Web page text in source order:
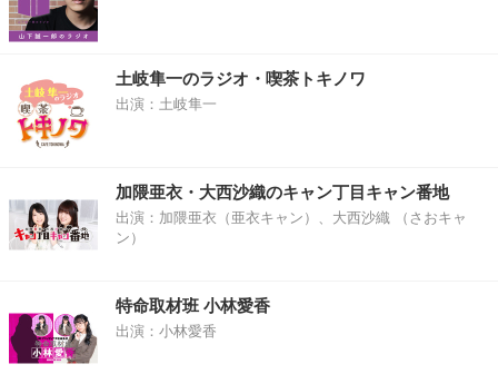
土岐隼一のラジオ・喫茶トキノワ
出演：土岐隼一
加隈亜衣・大西沙織のキャン丁目キャン番地
出演：加隈亜衣（亜衣キャン）、大西沙織 （さおキャ
ン）
特命取材班 小林愛香
出演：小林愛香